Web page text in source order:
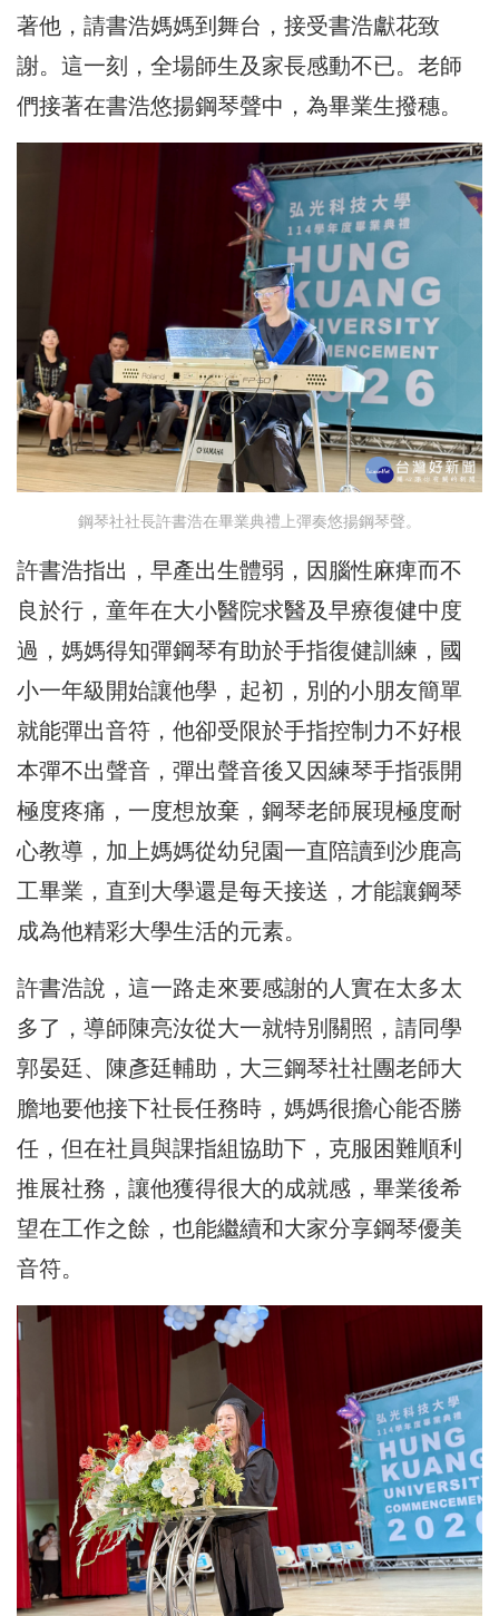
著他，請書浩媽媽到舞台，接受書浩獻花致
謝。這一刻，全場師生及家長感動不已。老師
們接著在書浩悠揚鋼琴聲中，為畢業生撥穗。
鋼琴社社長許書浩在畢業典禮上彈奏悠揚鋼琴聲。
許書浩指出，早產出生體弱，因腦性麻痺而不
良於行，童年在大小醫院求醫及早療復健中度
過，媽媽得知彈鋼琴有助於手指復健訓練，國
小一年級開始讓他學，起初，別的小朋友簡單
就能彈出音符，他卻受限於手指控制力不好根
本彈不出聲音，彈出聲音後又因練琴手指張開
極度疼痛，一度想放棄，鋼琴老師展現極度耐
心教導，加上媽媽從幼兒園一直陪讀到沙鹿高
工畢業，直到大學還是每天接送，才能讓鋼琴
成為他精彩大學生活的元素。
許書浩說，這一路走來要感謝的人實在太多太
多了，導師陳亮汝從大一就特別關照，請同學
郭晏廷、陳彥廷輔助，大三鋼琴社社團老師大
膽地要他接下社長任務時，媽媽很擔心能否勝
任，但在社員與課指組協助下，克服困難順利
推展社務，讓他獲得很大的成就感，畢業後希
望在工作之餘，也能繼續和大家分享鋼琴優美
音符。